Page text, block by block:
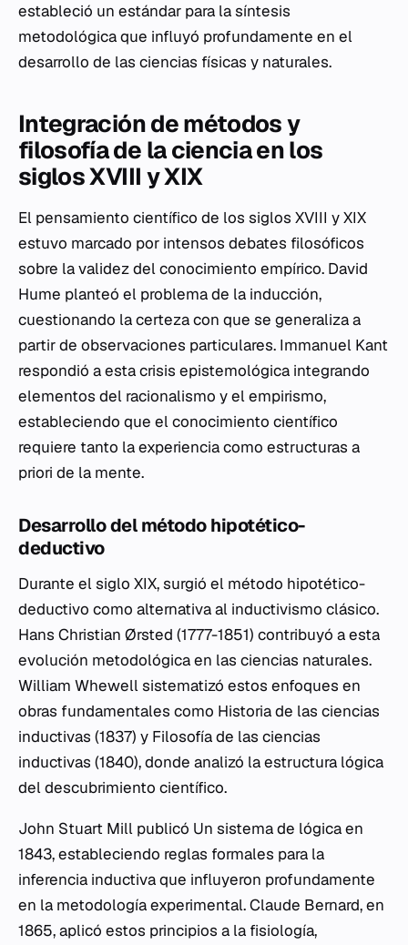
estableció un estándar para la síntesis
metodológica que influyó profundamente en el
desarrollo de las ciencias físicas y naturales.
Integración de métodos y
filosofía de la ciencia en los
siglos XVIII y XIX
El pensamiento científico de los siglos XVIII y XIX
estuvo marcado por intensos debates filosóficos
sobre la validez del conocimiento empírico. David
Hume planteó el problema de la inducción,
cuestionando la certeza con que se generaliza a
partir de observaciones particulares. Immanuel Kant
respondió a esta crisis epistemológica integrando
elementos del racionalismo y el empirismo,
estableciendo que el conocimiento científico
requiere tanto la experiencia como estructuras a
priori de la mente.
Desarrollo del método hipotético-
deductivo
Durante el siglo XIX, surgió el método hipotético-
deductivo como alternativa al inductivismo clásico.
Hans Christian Ørsted (1777-1851) contribuyó a esta
evolución metodológica en las ciencias naturales.
William Whewell sistematizó estos enfoques en
obras fundamentales como Historia de las ciencias
inductivas (1837) y Filosofía de las ciencias
inductivas (1840), donde analizó la estructura lógica
del descubrimiento científico.
John Stuart Mill publicó Un sistema de lógica en
1843, estableciendo reglas formales para la
inferencia inductiva que influyeron profundamente
en la metodología experimental. Claude Bernard, en
1865, aplicó estos principios a la fisiología,